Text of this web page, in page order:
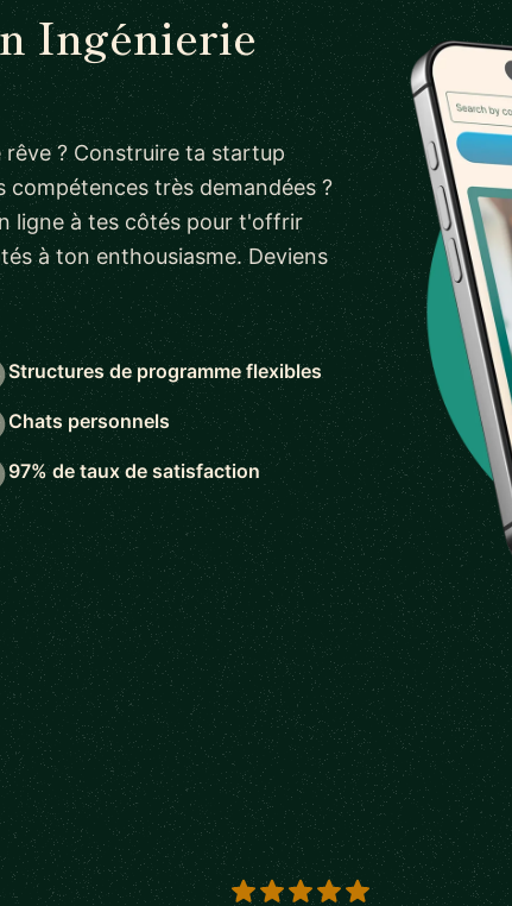
Ingénierie
rêve ? Construire ta startup
compétences très demandées ?
ligne à tes côtés pour t'offrir
à ton enthousiasme. Deviens
Structures de programme flexibles
Chats personnels
97% de taux de satisfaction